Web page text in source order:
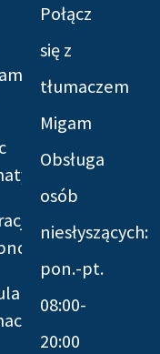
Połącz
się z
tłumaczem
Migam
Obsługa
osób
niesłyszących:
pon.-pt.
08:00-
20:00